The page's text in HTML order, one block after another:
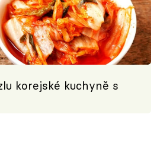
korejské kuchyně s